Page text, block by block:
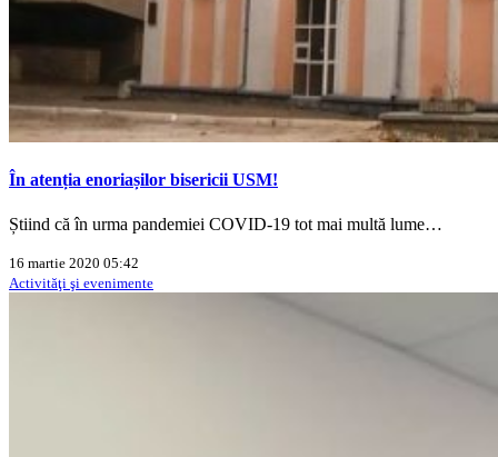
În atenția enoriașilor bisericii USM!
Știind că în urma pandemiei COVID-19 tot mai multă lume…
16 martie 2020 05:42
Activităţi şi evenimente